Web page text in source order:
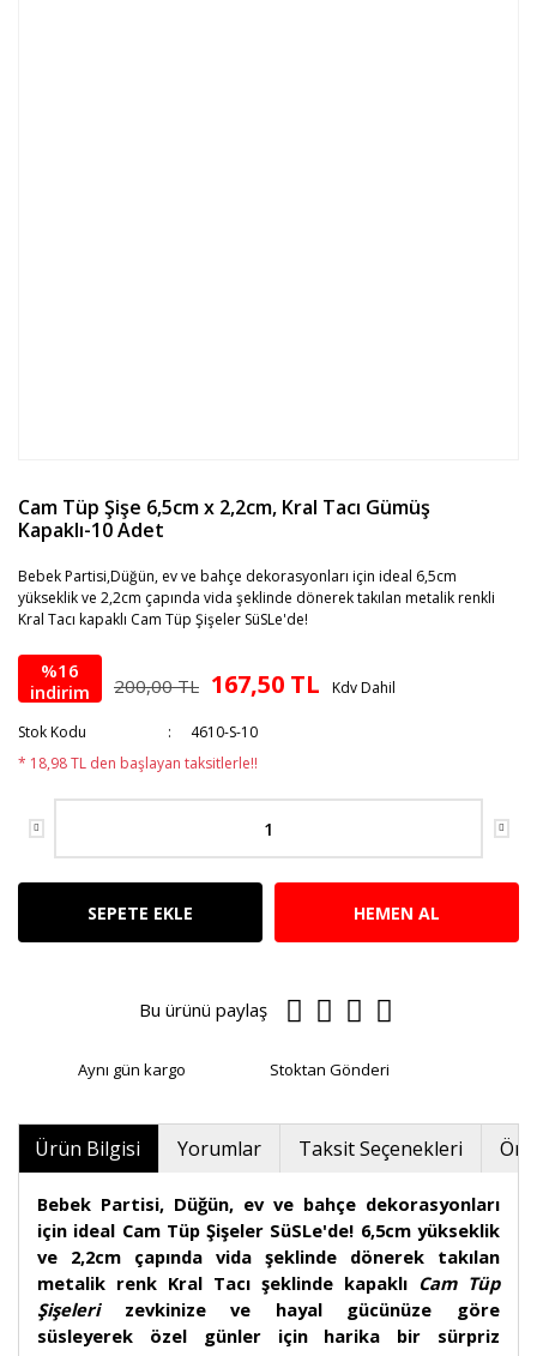
Cam Tüp Şişe 6,5cm x 2,2cm, Kral Tacı Gümüş
Kapaklı-10 Adet
Bebek Partisi,Düğün, ev ve bahçe dekorasyonları için ideal 6,5cm
yükseklik ve 2,2cm çapında vida şeklinde dönerek takılan metalik renkli
Kral Tacı kapaklı Cam Tüp Şişeler SüSLe'de!
%16
indirim
200,00 TL 167,50 TL Kdv Dahil
Stok Kodu
4610-S-10
* 18,98 TL den başlayan taksitlerle!!
SEPETE EKLE HEMEN AL
Bu ürünü paylaş
Aynı gün kargo Stoktan Gönderi
Ürün Bilgisi Yorumlar Taksit Seçenekleri
Bebek Partisi, Düğün, ev ve bahçe dekorasyonları
için ideal Cam Tüp Şişeler SüSLe'de! 6,5cm yükseklik
ve 2,2cm çapında vida şeklinde dönerek takılan
metalik renk Kral Tacı şeklinde kapaklı Cam Tüp
Şişelerizevkinize ve hayal gücünüze göre
süsleyerek özel günler için harika bir sürpriz